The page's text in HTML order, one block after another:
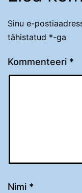
Sinu e-
tähistatud *-ga
Kommenteeri *
Nimi *